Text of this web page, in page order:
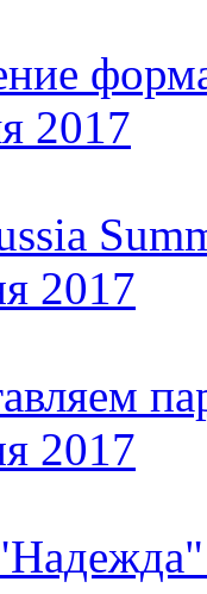
2017
2017
2017